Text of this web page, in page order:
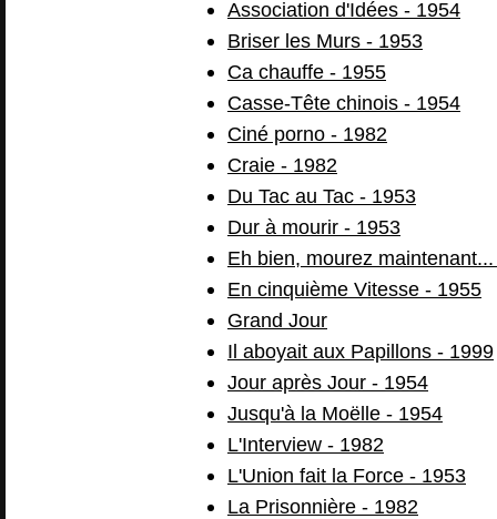
Association d'Idées - 1954
Briser les Murs - 1953
Ca chauffe - 1955
Casse-Tête chinois - 1954
Ciné porno - 1982
Craie - 1982
Du Tac au Tac - 1953
Dur à mourir - 1953
Eh bien, mourez
En cinquième Vitesse - 1955
Grand Jour
Il aboyait aux Papillons - 1999
Jour après Jour - 1954
Jusqu'à la Moëlle - 1954
L'Interview - 1982
L'Union fait la Force - 1953
La Prisonnière - 1982